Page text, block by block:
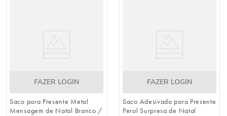
FAZER LOGIN
Saco para Presente Metal
Mensagem de Natal Branco /
FAZER LOGIN
Saco Adesivado para Presente
Perol Surpresa de Natal